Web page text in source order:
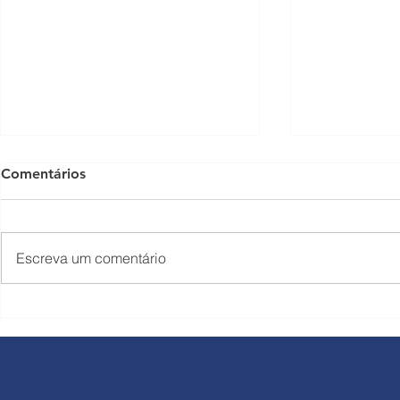
reajuste nas tarifas a partir
Rondon
Comentários
Escreva um comentário